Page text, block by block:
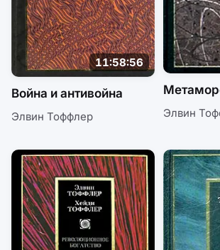
11:58:56
Война и антивойна
Элвин Тоффлер Элвин